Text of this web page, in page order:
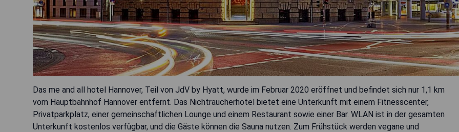
Das me and all hotel Hannover, Teil von JdV by Hyatt, wurde im Februar 2020 eröffnet und befindet sich nur 1,1 km
vom Hauptbahnhof Hannover entfernt. Das Nichtraucherhotel bietet eine Unterkunft mit einem Fitnesscenter,
Privatparkplatz, einer gemeinschaftlichen Lounge und einem Restaurant sowie einer Bar. WLAN ist in der gesamten
Unterkunft kostenlos verfügbar, und die Gäste können die Sauna nutzen. Zum Frühstück werden vegane und